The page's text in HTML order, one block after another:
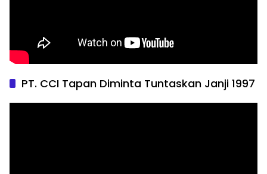
PT. CCI Tapan Diminta Tuntaskan Janji 1997